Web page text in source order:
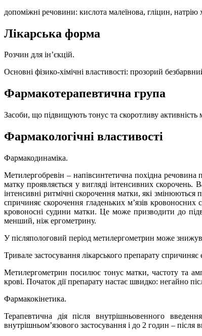
допоміжні речовини: кислота малеїнова, гліцин, натрію
Лікарська форма
Розчин для ін’єкцій.
Основні фізико-хімічні властивості: прозорий
Фармакотерапевтична група
Засоби, що підвищують тонус та скоротливу
Фармакологічні властивості
Фармакодинаміка.
Метилергобревін – напівсинтетична похідна речовина
матку проявляється у вигляді інтенсивних скорочень.
інтенсивні ритмічні скорочення матки, які
спричиняє скорочення гладеньких м’язів кровоносних
кровоносні судини матки. Це може призводити до
менший, ніж ергометрину.
У післяпологовий період метилергометрин може
Тривале застосування лікарського препарату
Метилергометрин посилює тонус матки, частоту та
крові. Початок дії препарату настає швидко: негайно
Фармакокінетика.
Терапевтична дія після внутрішньовенного
внутрішньом’язового застосування і до 2 годин – після